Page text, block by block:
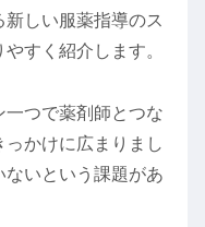
しい服薬指導のス
すく紹介します。
つで薬剤師とつな
かけに広まりまし
いという課題があ